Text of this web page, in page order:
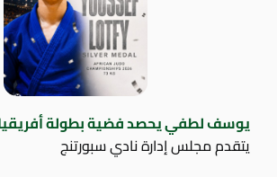
يوسف لطفي يحصد فضية بطولة
يتقدم مجلس إدارة نادي سبورتنج